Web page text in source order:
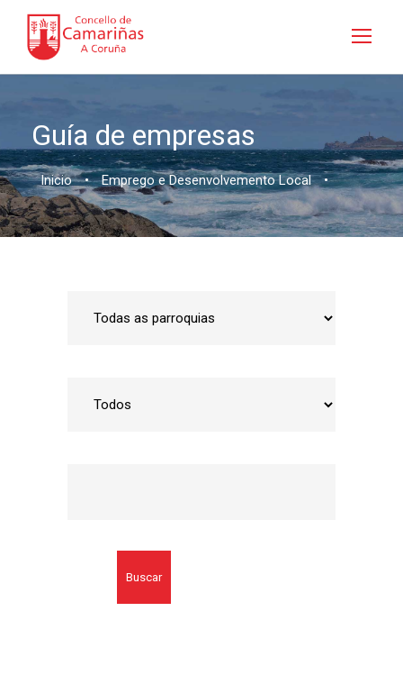
Guía de empresas
Inicio • Emprego e Desenvolvemento Local •
Buscar